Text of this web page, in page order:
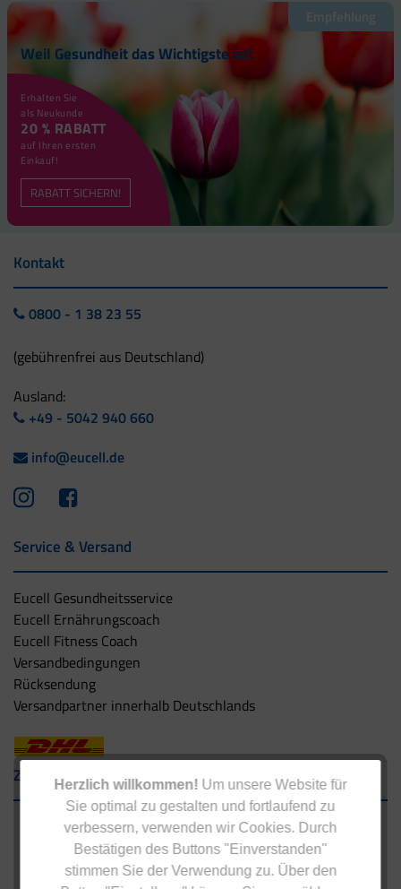
Herzlich willkommen! Um unsere Website für
Sie optimal zu gestalten und fortlaufend zu
verbessern, verwenden wir Cookies. Durch
Bestätigen des Buttons "Einverstanden"
stimmen Sie der Verwendung zu. Über den
Aprikose,
getrocknet
864
Pampelmuse
Wassermelone
4.100
Guave
Empfehlung
Weil Gesundheit das Wichtigste ist!
Erhalten Sie
als Neukunde
20 % RABATT
auf Ihren ersten
Einkauf!
RABATT SICHERN!
Kontakt
0800 - 1 38 23 55
(gebührenfrei aus Deutschland)
Ausland:
+49 - 5042 940 660
info@eucell.de
Service & Versand
Eucell Gesundheitsservice
Eucell Ernährungscoach
Eucell Fitness Coach
Versandbedingungen
Rücksendung
Versandpartner innerhalb Deutschlands
Zahlungsarten